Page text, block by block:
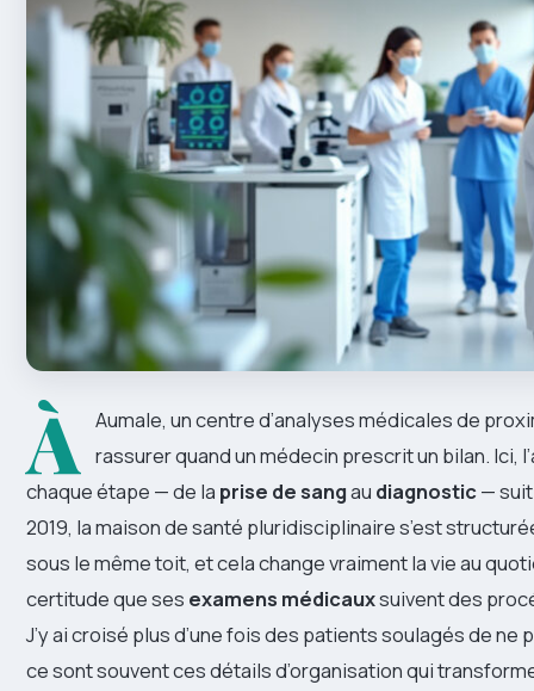
À Aumale, un centre d’analyses médicales de
rassurer quand un médecin prescrit un bilan. Ici,
chaque étape — de la prise de sangau diagnostic—
2019, la maison de santé pluridisciplinaire s’est
sous le même toit, et cela change vraiment la vie au
certitude que ses examens médicauxsuivent des
J’y ai croisé plus d’une fois des patients soulagés de
ce sont souvent ces détails d’organisation qui